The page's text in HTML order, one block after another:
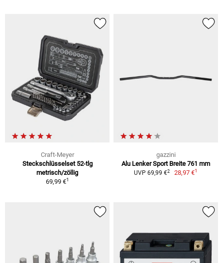
Craft-Meyer
Steckschlüsselset 52-tlg
metrisch/zöllig
69,99 €1
gazzini
Alu Lenker Sport Breite 761 mm
UVP 69,99 €2 28,97 €1